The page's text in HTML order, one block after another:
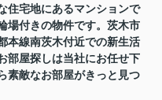
住宅地にあるマンションで
場付きの物件です。茨木市
本線南茨木付近での新生活
部屋探しは当社にお任せ下
素敵なお部屋がきっと見つ